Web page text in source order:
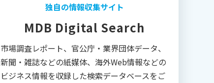
独自の情報収集サイト
MDB Digital Search
市場調査レポート、官公庁・業界団体データ、
新聞・雑誌などの紙媒体、海外Web情報などの
ビジネス情報を収録した検索データベースをご